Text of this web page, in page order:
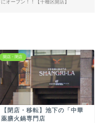
オープン！！【千種区開店】
開店・閉店
【閉店・移転】池下の「中華
薬膳火鍋専門店